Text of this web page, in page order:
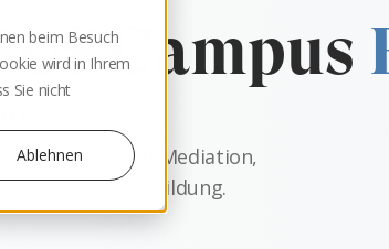
beim Besuch
wird in Ihrem
Sie nicht
Ablehnen
Campus
Hintergründe zu Mediation,
Weiterbildung.